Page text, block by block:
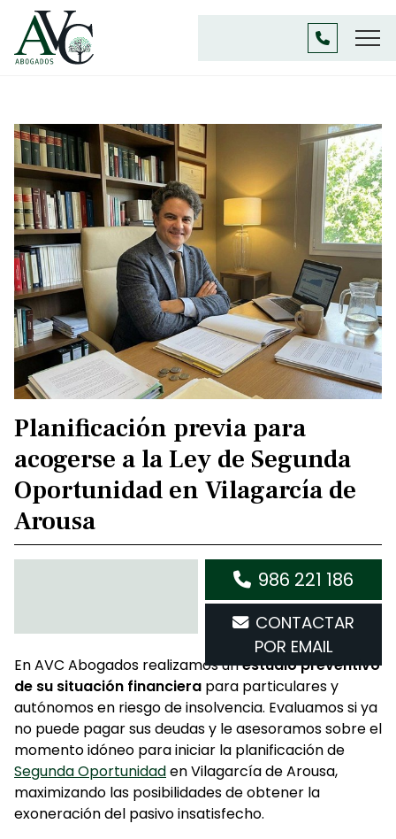
Planificación previa para
acogerse a la Ley de Segunda
Oportunidad en Vilagarcía de
Arousa
986 221 186
CONTACTAR
POR EMAIL
En AVC Abogados realizamos unestudio preventivo
de su situación financiera para particulares y
autónomos en riesgo de insolvencia. Evaluamos si ya
no puede pagar sus deudas y le asesoramos sobre el
momento idóneo para iniciar la planificación de
Segunda Oportunidaden Vilagarcía de Arousa,
maximizando las posibilidades de obtener la
exoneración del pasivo insatisfecho.